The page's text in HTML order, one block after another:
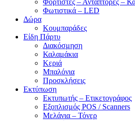
Φωτιστικά – LED
Δώρα
Κουμπαράδες
Είδη Πάρτυ
Διακόσμηση
Καλαμάκια
Κεριά
Μπαλόνια
Προσκλήσεις
Εκτύπωση
Εκτυπωτής – Ετικετογράφος
Εξοπλισμός POS / Scanners
Μελάνια – Τόνερ